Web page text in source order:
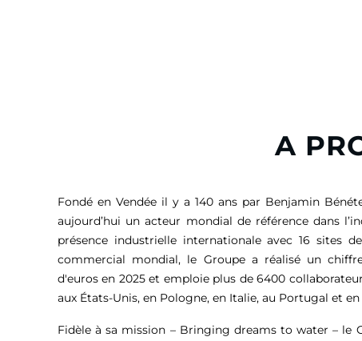
A
Fondé en Vendée il y a 140 ans par Benjamin
aujourd’hui un acteur mondial de référence dans
présence industrielle internationale avec 16 sites
commercial mondial, le Groupe a réalisé un
d'euros en 2025 et emploie plus de 6400
aux États-Unis, en Pologne, en Italie, au Portugal et en
Fidèle à sa mission – Bringing dreams to water – le